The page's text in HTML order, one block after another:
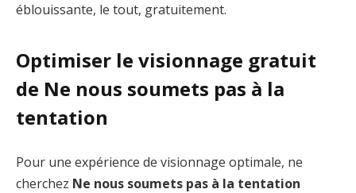
éblouissante, le tout, gratuitement.
Optimiser le visionnage gratuit
de Ne nous soumets pas à la
tentation
Pour une expérience de visionnage optimale, ne
cherchez Ne nous soumets pas à la tentation